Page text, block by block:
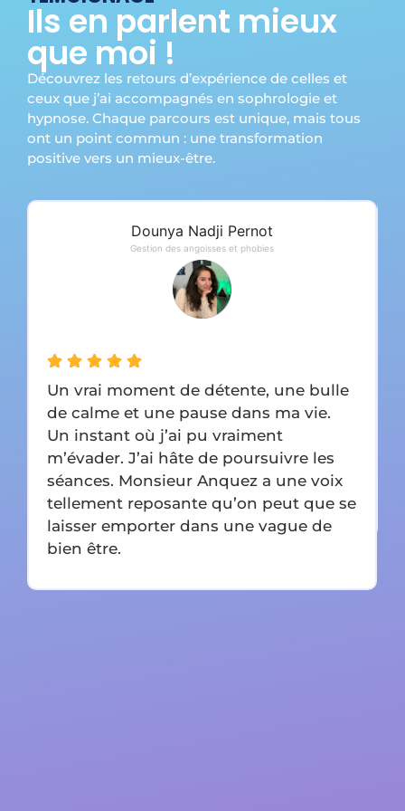
Ils en parlent mieux
que moi !
Découvrez les retours d’expérience de celles et
ceux que j’ai accompagnés en sophrologie et
hypnose. Chaque parcours est unique, mais tous
ont un point commun : une transformation
positive vers un mieux-être.
Dounya Nadji Pernot
Gestion des angoisses et phobies
Un vrai moment de détente, une bulle
de calme et une pause dans ma vie.
Un instant où j’ai pu vraiment
m’évader. J’ai hâte de poursuivre les
séances. Monsieur Anquez a une voix
tellement reposante qu’on peut que se
laisser emporter dans une vague de
bien être.